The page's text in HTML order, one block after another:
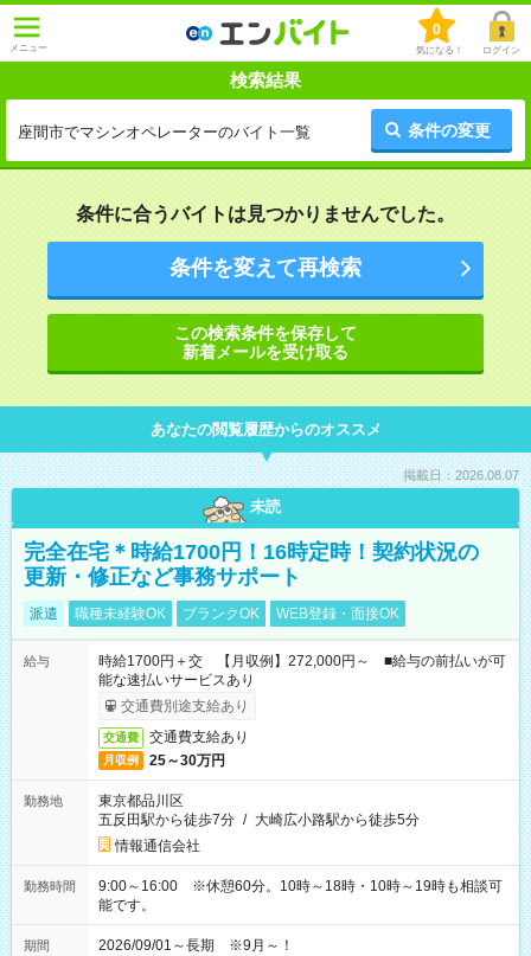
メニュー
0
気になる！ ログイン
検索結果
座間市でマシンオペレーターのバイト一覧 条件の変更
条件に合うバイトは見つかりませんでした。
条件を変えて再検索
この検索条件を保存して
新着メールを受け取る
あなたの閲覧履歴からのオススメ
掲載日：2026.08.07
未読
完全在宅＊時給1700円！16時定時！契約状況の
更新・修正など事務サポート
派遣 職種未経験OK ブランクOK WEB登録・面接OK
給与
時給1700円＋交 【月収例】272,000円～ ■給与の前払いが可
能な速払いサービスあり
交通費別途支給あり
交通費 交通費支給あり
月収例 25～30万円
勤務地
東京都品川区
五反田駅から徒歩7分 / 大崎広小路駅から徒歩5分
情報通信会社
勤務時間
9:00～16:00 ※休憩60分。10時～18時・10時～19時も相談可
能です。
期間 2026/09/01～長期 ※9月～！